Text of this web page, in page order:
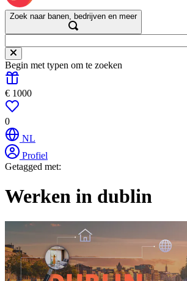
Zoek naar banen, bedrijven en meer
Begin met typen om te zoeken
€ 1000
0
NL
Profiel
Getagged met:
Werken in dublin